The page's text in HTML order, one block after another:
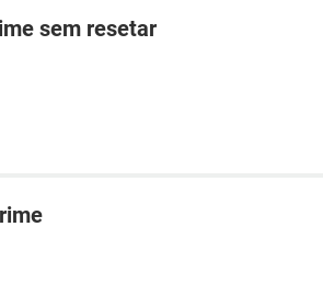
sem resetar